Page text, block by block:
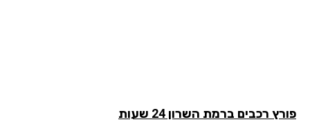
רכבים ברמת השרון 24 שעות